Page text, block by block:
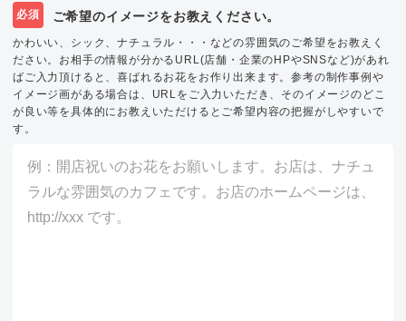
必須 ご希望のイメージをお教えください。
かわいい、シック、ナチュラル・・・などの雰囲気のご希望をお教えく
ださい。お相手の情報が分かるURL(店舗・企業のHPやSNSなど)があれ
ばご入力頂けると、喜ばれるお花をお作り出来ます。参考の制作事例や
イメージ画がある場合は、URLをご入力いただき、そのイメージのどこ
が良い等を具体的にお教えいただけるとご希望内容の把握がしやすいで
す。